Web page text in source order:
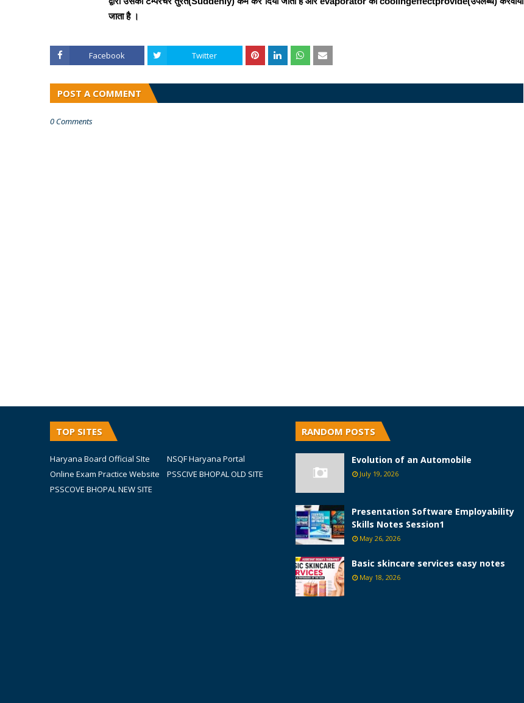
जाता है ।
Facebook Twitter
POST A COMMENT
0 Comments
TOP SITES
Haryana Board Official SIte
NSQF Haryana Portal
Online Exam Practice Website
PSSCIVE BHOPAL OLD SITE
PSSCOVE BHOPAL NEW SITE
RANDOM POSTS
Evolution of an Automobile
July 19, 2026
Presentation Software Employability
Skills Notes Session1
May 26, 2026
Basic skincare services easy notes
May 18, 2026